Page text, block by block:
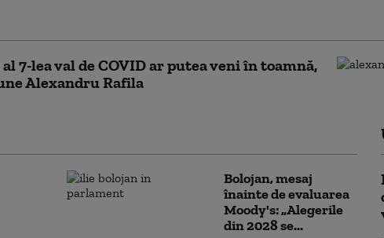
al 7-lea val de COVID ar putea veni în toamnă,
Alexandru Rafila
Bolojan, mesaj
înainte de evaluarea
Moody's: „Alegerile
din 2028 se...